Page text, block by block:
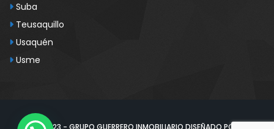
Suba
Teusaquillo
Usaquén
Usme
© 2023 - GRUPO GUERRERO INMOBILIARIO DISEÑADO POR